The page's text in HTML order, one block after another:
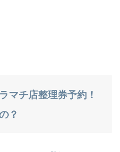
マチ店整理券予約！
？